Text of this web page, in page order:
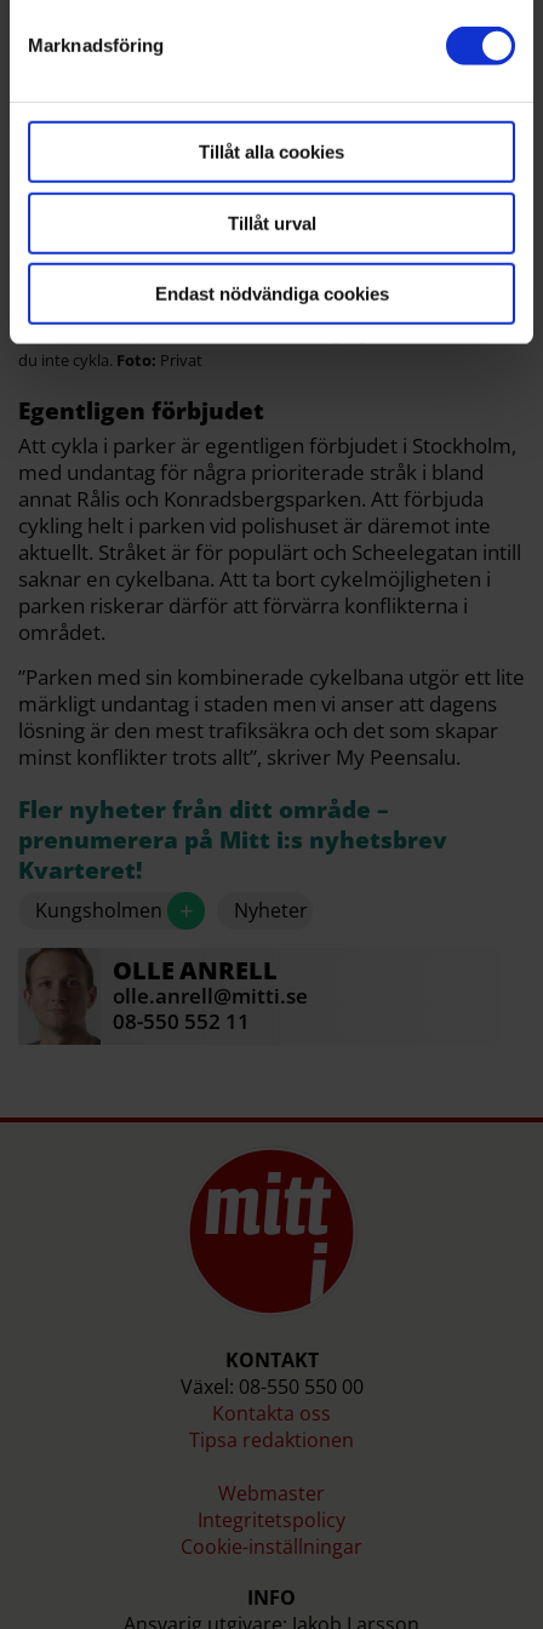
. Du kan ändra eller dra tillbaka ditt samtycke när som
Marknadsföring
Tillåt alla cookies
Tillåt urval
Endast nödvändiga cookies
du inte cykla.
Privat
Egentligen förbjudet
Att cykla i parker är egentligen förbjudet i Stockholm,
med undantag för några prioriterade stråk i bland
annat Rålis och Konradsbergsparken. Att förbjuda
cykling helt i parken vid polishuset är däremot inte
aktuellt. Stråket är för populärt och Scheelegatan intill
saknar en cykelbana. Att ta bort cykelmöjligheten i
parken riskerar därför att förvärra konflikterna i
området.
”Parken med sin kombinerade cykelbana utgör ett lite
märkligt undantag i staden men vi anser att dagens
lösning är den mest trafiksäkra och det som skapar
minst konflikter trots allt”, skriver My Peensalu.
Fler nyheter från ditt område –
prenumerera på Mitt i:s nyhetsbrev
Kvarteret!
Kungsholmen + Nyheter
OLLEANRELL
olle.anrell@mitti.se
08-550 552 11
KONTAKT
Växel: 08-550 550 00
Kontakta oss
Tipsa redaktionen
Webmaster
Integritetspolicy
Cookie-inställningar
INFO